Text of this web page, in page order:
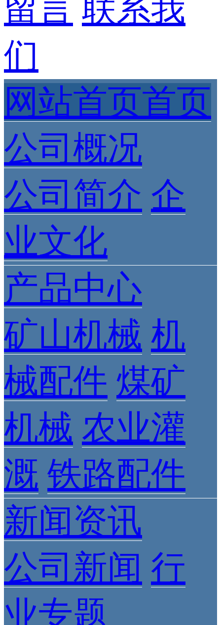
留言 联系我
们
网站首页首页
公司概况
公司简介 企
业文化
产品中心
矿山机械 机
械配件 煤矿
机械 农业灌
溉 铁路配件
新闻资讯
公司新闻 行
业专题